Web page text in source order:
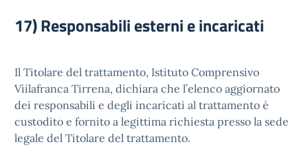
17) Responsabili esterni e incaricati
Il Titolare del trattamento, Istituto Comprensivo
Viilafranca Tirrena, dichiara che l’elenco aggiornato
dei responsabili e degli incaricati al trattamento è
custodito e fornito a legittima richiesta presso la sede
legale del Titolare del trattamento.